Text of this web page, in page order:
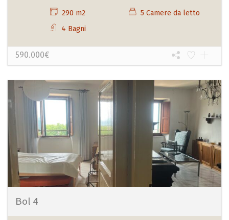
290 m2
5 Camere da letto
4 Bagni
590.000€
Bol 4